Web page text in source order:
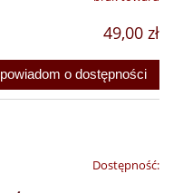
49,00 zł
powiadom o dostępności
Dostępność: